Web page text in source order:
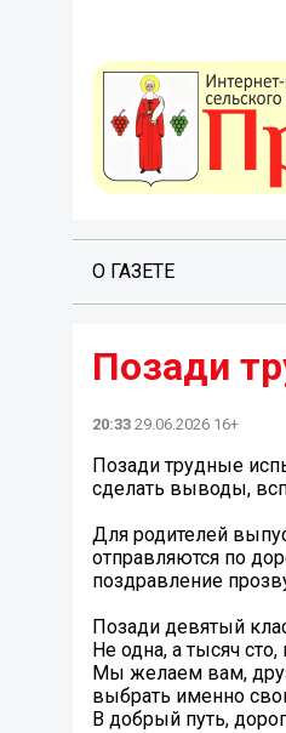
О ГАЗЕТЕ
Позади
20:33 29.06.2026 16+
Позади трудные
сделать выводы,
Для родителей
отправляются по
поздравление
Позади девятый
Не одна, а тысяч
Мы желаем вам,
выбрать именно
В добрый путь,